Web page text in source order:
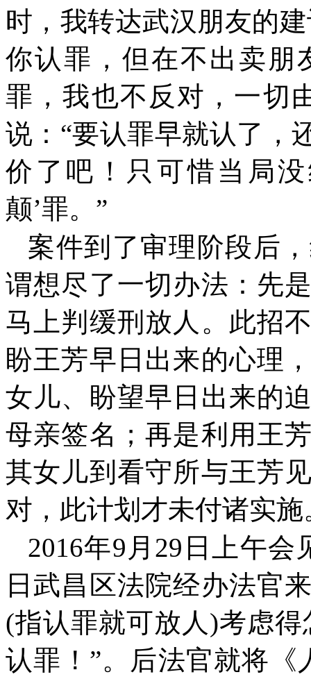
时，我转达武汉朋友的
你认罪，但在不出卖朋
罪，我也不反对，一切
说：“要认罪早就认了，
价了吧！只可惜当局
颠’罪。”
案件到了审理阶段后
谓想尽了一切办法：先
马上判缓刑放人。此招
盼王芳早日出来的心理
女儿、盼望早日出来的
母亲签名；再是利用王
其女儿到看守所与王芳
对，此计划才未付诸实施
2016年9 月 29 日上午会
日武昌区法院经办法官
(指认罪就可放人 )考虑得
认罪！”。后法官就将《